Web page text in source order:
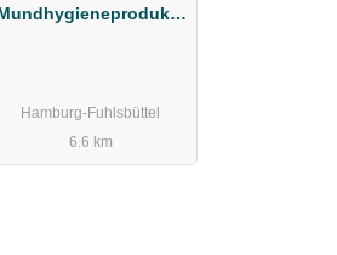
Hamburg-Fuhlsbüttel
6.6 km